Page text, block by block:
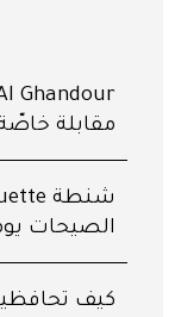
مقابلة
الصيحات
كيف